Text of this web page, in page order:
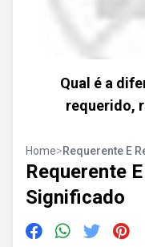
Qual é a
requerido,
Home>Requerente E
Requerente
Significado